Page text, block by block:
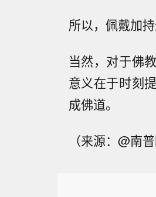
所以，佩戴加
当然，对于佛
意义在于时刻
成佛道。
（来源：@南普